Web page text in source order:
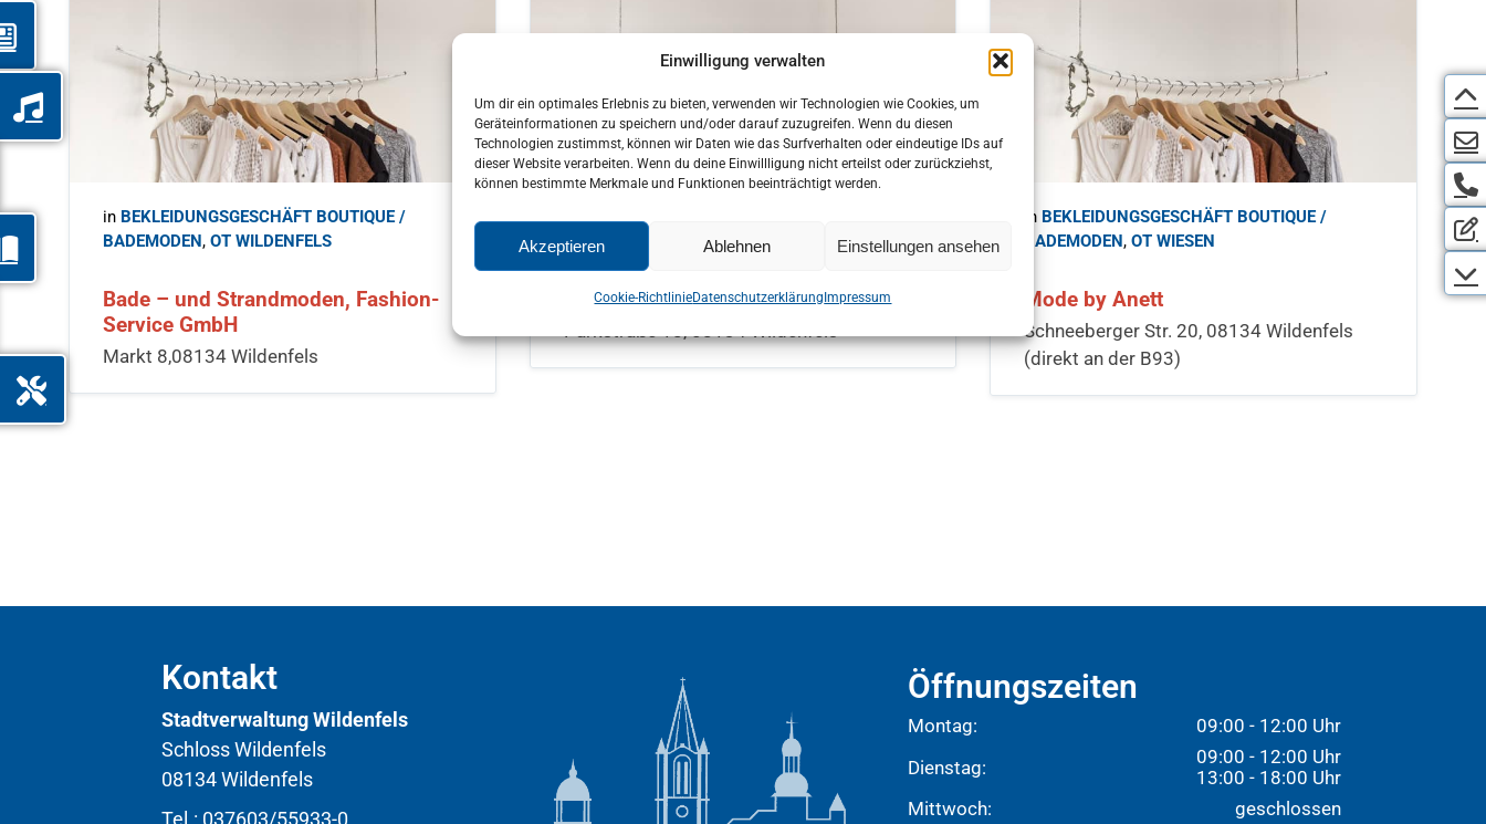
Einwilligung verwalten
Um dir ein optimales Erlebnis zu bieten, verwenden wir Technologien wie Cookies, um
Geräteinformationen zu speichern und/oder darauf zuzugreifen. Wenn du diesen
Technologien zustimmst, können wir Daten wie das Surfverhalten oder eindeutige IDs auf
dieser Website verarbeiten. Wenn du deine Einwillligung nicht erteilst oder zurückziehst,
können bestimmte Merkmale und Funktionen beeinträchtigt werden.
Akzeptieren Ablehnen Einstellungen ansehen
Cookie-RichtlinieDatenschutzerklärung Impressum
in BEKLEIDUNGSGESCHÄFT BOUTIQUE /
BADEMODEN, OT WILDENFELS
Bade – und Strandmoden, Fashion-
Service GmbH
Markt 8,08134 Wildenfels
inBEKLEIDUNGSGESCHÄFT BOUTIQUE /
BADEMODEN
OT WILDENFELS
Boutique LA MODA ITALIANA
in BEKLEIDUNGSGESCHÄFT BOUTIQUE /
BADEMODEN,OT WIESEN
Mode by Anett
Schneeberger Str. 20, 08134 Wildenfels
(direkt an der B93)
Kontakt
Stadtverwaltung Wildenfels
Schloss Wildenfels
08134 Wildenfels
Tel.: 037603/55933-0
Öffnungszeiten
Montag:
09:00 - 12:00 Uhr
Dienstag:
09:00 - 12:00 Uhr
13:00 - 18:00 Uhr
Mittwoch:
geschlossen